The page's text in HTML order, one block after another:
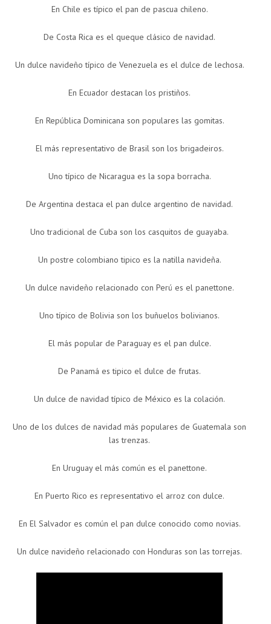
En Chile es típico el pan de pascua chileno.
De Costa Rica es el queque clásico de navidad.
Un dulce navideño típico de Venezuela es el dulce de lechosa.
En Ecuador destacan los pristiños.
En República Dominicana son populares las gomitas.
El más representativo de Brasil son los brigadeiros.
Uno típico de Nicaragua es la sopa borracha.
De Argentina destaca el pan dulce argentino de navidad.
Uno tradicional de Cuba son los casquitos de guayaba.
Un postre colombiano tipico es la natilla navideña.
Un dulce navideño relacionado con Perú es el panettone.
Uno típico de Bolivia son los buñuelos bolivianos.
El más popular de Paraguay es el pan dulce.
De Panamá es tipico el dulce de frutas.
Un dulce de navidad típico de México es la colación.
Uno de los dulces de navidad más populares de Guatemala son
las trenzas.
En Uruguay el más común es el panettone.
En Puerto Rico es representativo el arroz con dulce.
En El Salvador es común el pan dulce conocido como novias.
Un dulce navideño relacionado con Honduras son las torrejas.